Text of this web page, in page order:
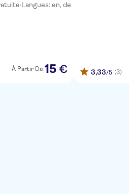
·Langues: en, de
À Partir De:15 € 3,33/5 (3)